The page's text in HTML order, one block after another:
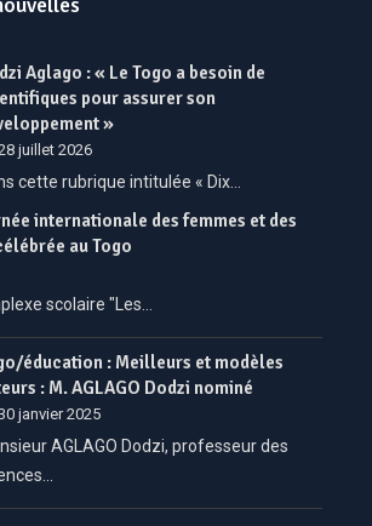
Aglago : « Le Togo a besoin de
pour assurer son
»
juillet 2026
cette rubrique intitulée « Dix…
internationale des femmes et des
au Togo
scolaire "Les…
éducation : Meilleurs et modèles
: M. AGLAGO Dodzi nominé
janvier 2025
AGLAGO Dodzi, professeur des